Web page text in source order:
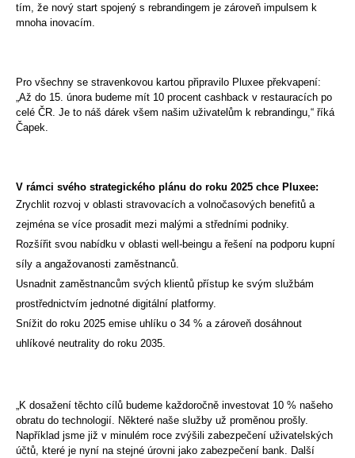
tím, že nový start spojený s rebrandingem je zároveň impulsem k
mnoha inovacím.
Pro všechny se stravenkovou kartou připravilo Pluxee překvapení:
„Až do 15. února budeme mít 10 procent cashback v restauracích po
celé ČR. Je to náš dárek všem našim uživatelům k rebrandingu,“ říká
Čapek.
V rámci svého strategického plánu do roku 2025 chce Pluxee:
Zrychlit rozvoj v oblasti stravovacích a volnočasových benefitů a
zejména se více prosadit mezi malými a středními podniky.
Rozšířit svou nabídku v oblasti well-beingu a řešení na podporu kupní
síly a angažovanosti zaměstnanců.
Usnadnit zaměstnancům svých klientů přístup ke svým službám
prostřednictvím jednotné digitální platformy.
Snížit do roku 2025 emise uhlíku o 34 % a zároveň dosáhnout
uhlíkové neutrality do roku 2035.
„K dosažení těchto cílů budeme každoročně investovat 10 % našeho
obratu do technologií. Některé naše služby už proměnou prošly.
Například jsme již v minulém roce zvýšili zabezpečení uživatelských
účtů, které je nyní na stejné úrovni jako zabezpečení bank. Další